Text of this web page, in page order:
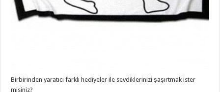
Birbirinden yaratıcı farklı hediyeler ile sevdiklerinizi şaşırtmak ister
misiniz?